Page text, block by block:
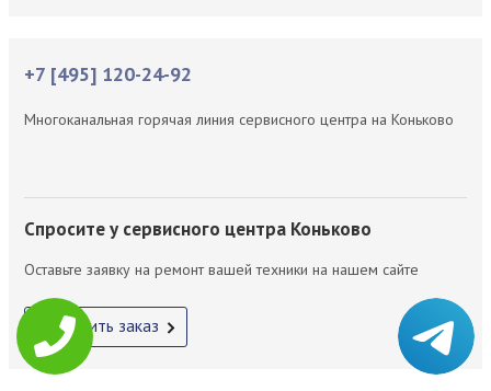
+7 [495] 120-24-92
Многоканальная горячая линия сервисного центра на Коньково
Спросите у сервисного центра Коньково
Оставьте заявку на ремонт вашей техники на нашем сайте
Оформить заказ